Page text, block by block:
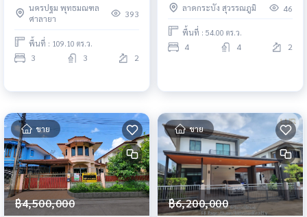
(ต่อรองได้)
นครปฐม พุทธมณฑล
ศาลายา
393
พื้นที่ : 109.10 ตร.ว.
3 3 2
✅Rare Item ✅Newly Renovated
ลาดกระบัง สุวรรณภูมิ 46
พื้นที่ : 54.00 ตร.ว.
4 4 2
ขาย
฿4,500,000
ขาย
฿6,200,000